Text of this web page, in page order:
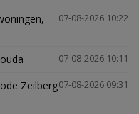
07-08-2026 10:22
07-08-2026 10:11
07-08-2026 09:31
Zeilberg